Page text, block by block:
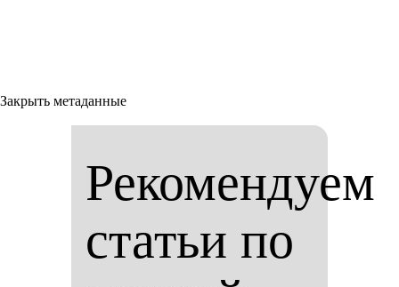
Закрыть метаданные
Рекомендуем
статьи по